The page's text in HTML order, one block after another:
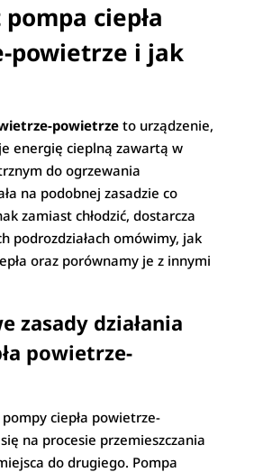
ciepła
powietrze i jak
powietrzeto urządzenie,
energię cieplną zawartą w
do ogrzewania
na podobnej zasadzie co
zamiast chłodzić, dostarcza
podrozdziałach omówimy, jak
oraz porównamy je z innymi
zasady działania
powietrze-
pompy ciepła powietrze-
na procesie przemieszczania
do drugiego. Pompa